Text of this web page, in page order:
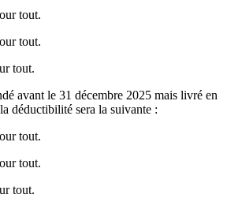
tout.
tout.
tout.
avant le 31 décembre 2025 mais livré en
déductibilité sera la suivante :
tout.
tout.
tout.